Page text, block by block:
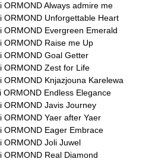
ORMOND Always admire me
ORMOND Unforgettable Heart
ORMOND Evergreen Emerald
ORMOND Raise me Up
ORMOND Goal Getter
ORMOND Zest for Life
ORMOND Knjazjouna Karelewa
ORMOND Endless Elegance
ORMOND Javis Journey
ORMOND Yaer after Yaer
ORMOND Eager Embrace
ORMOND Joli Juwel
ORMOND Real Diamond